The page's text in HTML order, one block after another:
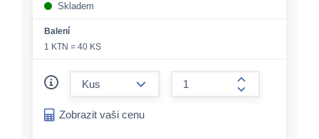
Skladem
Balení
1 KTN = 40 KS
form.increase-
Zobrazit vaši cenu